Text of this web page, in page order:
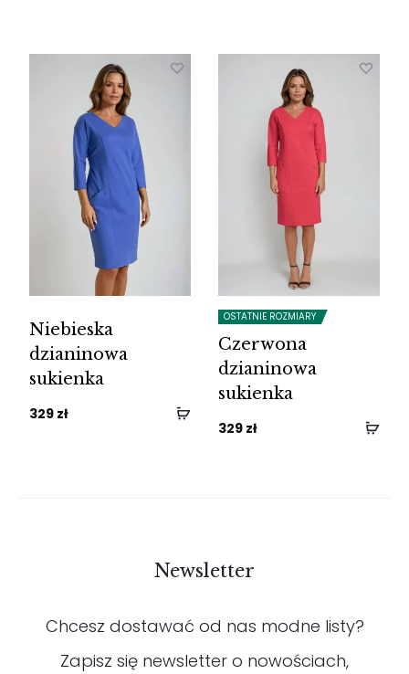
Niebieska
dzianinowa
sukienka
329 zł
OSTATNIE ROZMIARY
Czerwona
dzianinowa
sukienka
329 zł
Newsletter
Chcesz dostawać od nas modne listy?
Zapisz się newsletter o nowościach,